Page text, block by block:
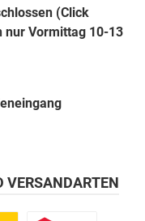
(Click
nur Vormittag 10-13
VERSANDARTEN